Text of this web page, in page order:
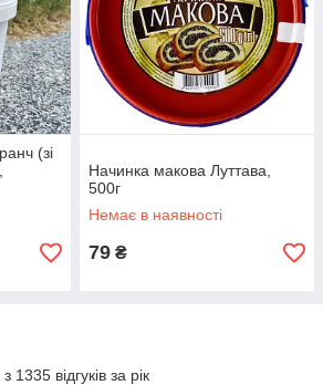
(зі
Начинка макова Луттава,
500г
Немає в наявності
79 ₴
1335 відгуків за рік